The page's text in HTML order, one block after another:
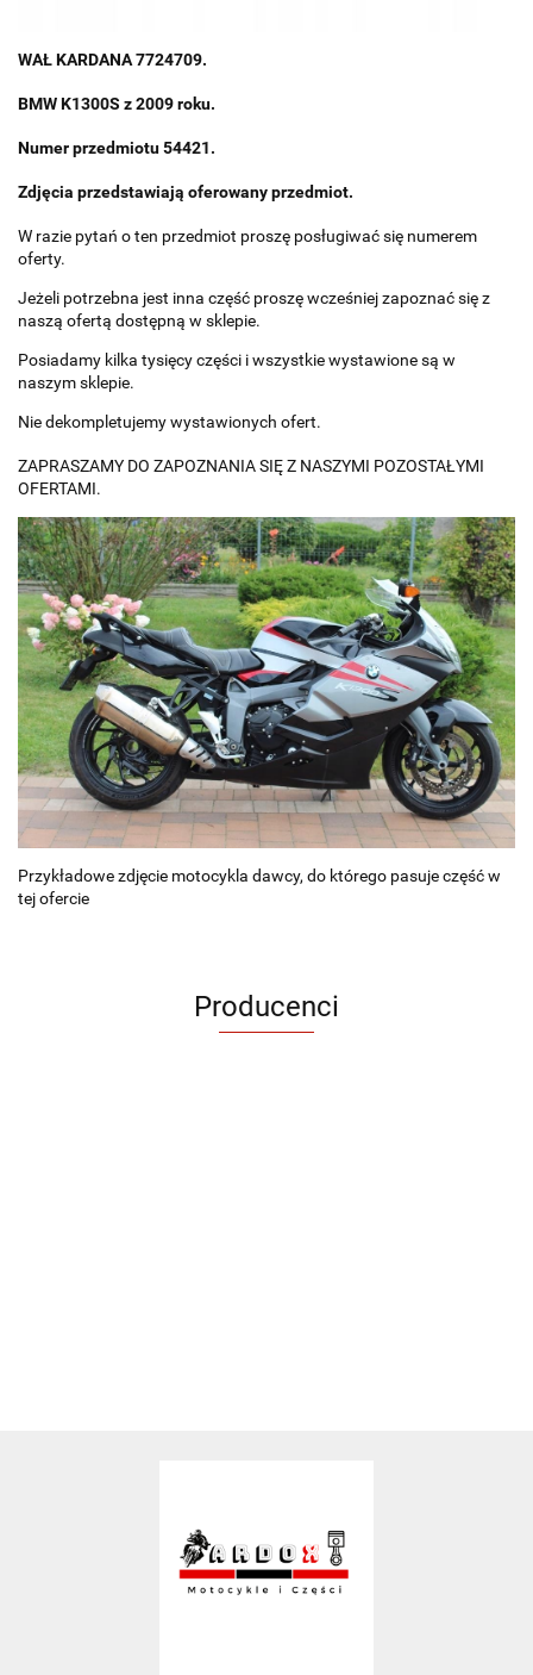
WAŁ KARDANA 7724709.
BMW K1300S z 2009 roku.
Numer przedmiotu 54421.
Zdjęcia przedstawiają oferowany przedmiot.
W razie pytań o ten przedmiot proszę posługiwać się numerem
oferty.
Jeżeli potrzebna jest inna część proszę wcześniej zapoznać się z
naszą ofertą dostępną w sklepie.
Posiadamy kilka tysięcy części i wszystkie wystawione są w
naszym sklepie.
Nie dekompletujemy wystawionych ofert.
ZAPRASZAMY DO ZAPOZNANIA SIĘ Z NASZYMI POZOSTAŁYMI
OFERTAMI.
Przykładowe zdjęcie motocykla dawcy, do którego pasuje część w
tej ofercie
Producenci